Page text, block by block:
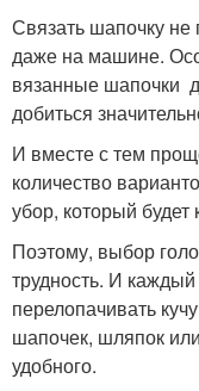
Связать шапочку
даже на машине.
вязанные шапочки
добиться
И вместе с тем
количество
убор, который будет
Поэтому, выбор
трудность. И
перелопачивать
шапочек, шляпок
удобного.